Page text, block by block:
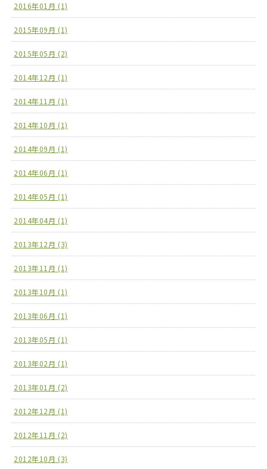
2016年01月 (1)
2015年09月 (1)
2015年05月 (2)
2014年12月 (1)
2014年11月 (1)
2014年10月 (1)
2014年09月 (1)
2014年06月 (1)
2014年05月 (1)
2014年04月 (1)
2013年12月 (3)
2013年11月 (1)
2013年10月 (1)
2013年06月 (1)
2013年05月 (1)
2013年02月 (1)
2013年01月 (2)
2012年12月 (1)
2012年11月 (2)
2012年10月 (3)